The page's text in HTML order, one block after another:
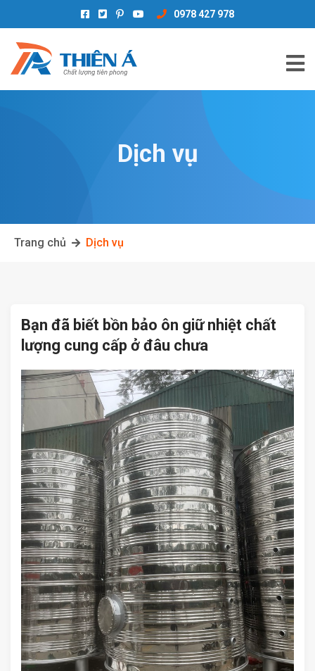
0978 427 978
Dịch vụ
Trang chủ Dịch vụ
Bạn đã biết bồn bảo ôn giữ nhiệt chất
lượng cung cấp ở đâu chưa